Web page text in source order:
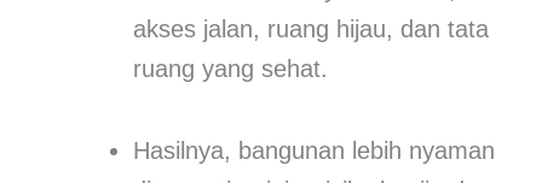
akses jalan, ruang hijau, dan tata
ruang yang sehat.
Hasilnya, bangunan lebih nyaman